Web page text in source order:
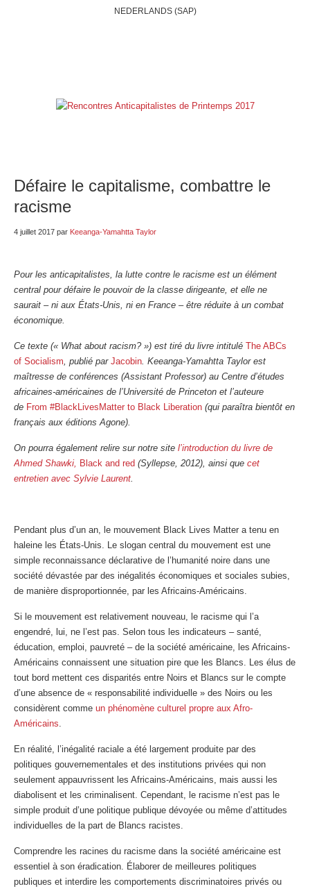
NEDERLANDS (SAP)
Défaire le capitalisme, combattre le
racisme
4 juillet 2017 par Keeanga-Yamahtta Taylor
Pour les anticapitalistes, la lutte contre le racisme est un élément
central pour défaire le pouvoir de la classe dirigeante, et elle ne
saurait – ni aux États-Unis, ni en France – être réduite à un combat
économique.
Ce texte (« What about racism? ») est tiré du livre intitulé The ABCs
of Socialism, publié par Jacobin. Keeanga-Yamahtta Taylor est
maîtresse de conférences (Assistant Professor) au Centre d’études
africaines-américaines de l’Université de Princeton et l’auteure
de From #BlackLivesMatter to Black Liberation (qui paraîtra bientôt en
français aux éditions Agone).
On pourra également relire sur notre site l’introduction du livre de
Ahmed Shawki, Black and red (Syllepse, 2012), ainsi que cet
entretien avec Sylvie Laurent.
Pendant plus d’un an, le mouvement Black Lives Matter a tenu en
haleine les États-Unis. Le slogan central du mouvement est une
simple reconnaissance déclarative de l’humanité noire dans une
société dévastée par des inégalités économiques et sociales subies,
de manière disproportionnée, par les Africains-Américains.
Si le mouvement est relativement nouveau, le racisme qui l’a
engendré, lui, ne l’est pas. Selon tous les indicateurs – santé,
éducation, emploi, pauvreté – de la société américaine, les Africains-
Américains connaissent une situation pire que les Blancs. Les élus de
tout bord mettent ces disparités entre Noirs et Blancs sur le compte
d’une absence de « responsabilité individuelle » des Noirs ou les
considèrent comme un phénomène culturel propre aux Afro-
Américains.
En réalité, l’inégalité raciale a été largement produite par des
politiques gouvernementales et des institutions privées qui non
seulement appauvrissent les Africains-Américains, mais aussi les
diabolisent et les criminalisent. Cependant, le racisme n’est pas le
simple produit d’une politique publique dévoyée ou même d’attitudes
individuelles de la part de Blancs racistes.
Comprendre les racines du racisme dans la société américaine est
essentiel à son éradication. Élaborer de meilleures politiques
publiques et interdire les comportements discriminatoires privés ou